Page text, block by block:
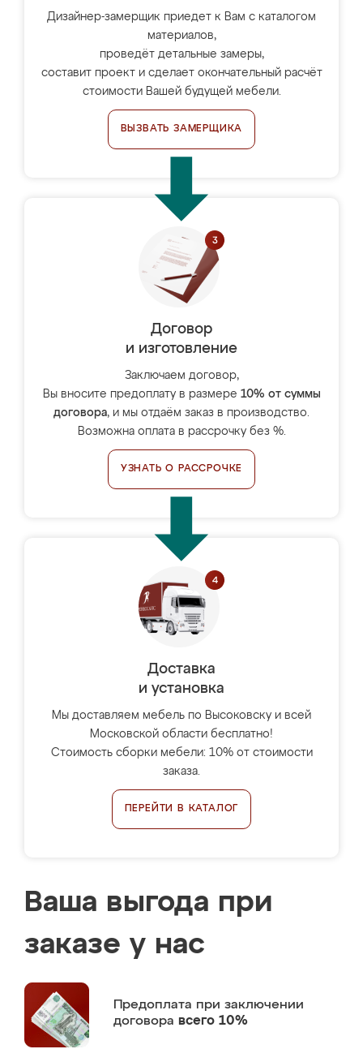
Дизайнер-замерщик приедет к Вам с каталогом
материалов,
проведёт детальные замеры,
составит проект и сделает окончательный расчёт
стоимости Вашей будущей мебели.
ВЫЗВАТЬ ЗАМЕРЩИКА
Договор
и изготовление
Заключаем договор,
Вы вносите предоплату в размере 10% от суммы
договора, и мы отдаём заказ в производство.
Возможна оплата в рассрочку без %.
УЗНАТЬ О РАССРОЧКЕ
Доставка
и установка
Мы доставляем мебель по Высоковску и всей
Московской области бесплатно!
Стоимость сборки мебели: 10% от стоимости
заказа.
ПЕРЕЙТИ В КАТАЛОГ
Ваша выгода при
заказе у нас
Предоплата при заключении
договора всего 10%